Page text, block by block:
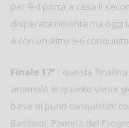
per 9-4 porta a casa il
disperata rimonta ma oggi
e con un altro 9-6
Finale 17° : questa
anomalo in quanto viene
base ai punti conquistati
Basiliotti, Pamela del